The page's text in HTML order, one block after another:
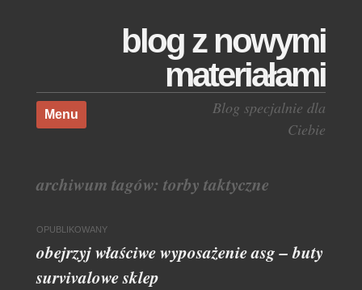
blog z nowymi
materiałami
Blog specjalnie dla
Ciebie
Menu
Skocz do treści
archiwum tagów: torby taktyczne
OPUBLIKOWANY
obejrzyj właściwe wyposażenie asg – buty
survivalowe sklep